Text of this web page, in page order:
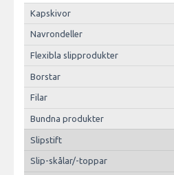
Kapskivor
Navrondeller
Flexibla slipprodukter
Borstar
Filar
Bundna produkter
Slipstift
Slip-skålar/-toppar